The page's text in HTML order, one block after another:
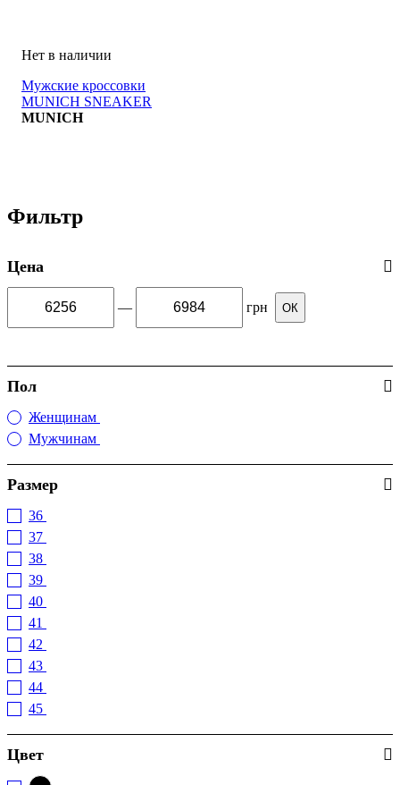
Мужские кроссовки
MUNICH SNEAKER
MUNICH
Фильтр
Цена
— грн ОК
Пол
Женщинам
Мужчинам
Размер
36
37
38
39
40
41
42
43
44
45
Цвет